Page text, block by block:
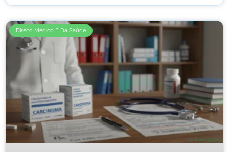
Direito Médico E Da Saúde